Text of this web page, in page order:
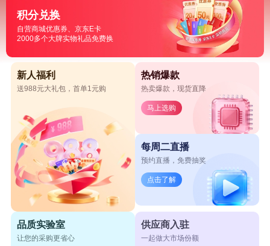
积分兑换
自营商城优惠券、京东E卡
2000多个大牌实物礼品免费换
新人福利
送988元大礼包，首单1元购
热销爆款
热卖爆款，现货直降
马上选购
每周二直播
预约直播，免费抽奖
点击了解
品质实验室
让您的采购更省心
供应商入驻
一起做大市场份额